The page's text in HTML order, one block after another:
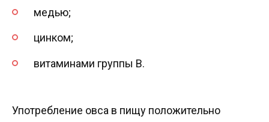
медью;
цинком;
витаминами группы В.
Употребление овса в пищу положительно